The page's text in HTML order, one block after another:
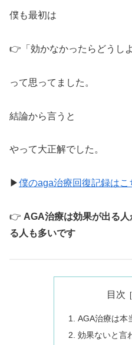
僕も最初は
👉「効かなかったらどうし
って思ってました。
結論から言うと
やって大正解でした。
▶︎僕のaga治療回復記録はこ
👉 AGA治療は効果が出る
る人も多いです
目次
AGA治療は本
効果ないと言